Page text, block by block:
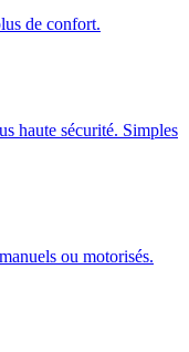
de confort.
haute sécurité. Simples
ou motorisés.